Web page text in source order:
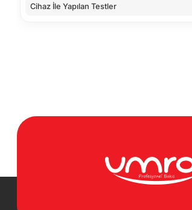
Cihaz İle Yapılan Testler